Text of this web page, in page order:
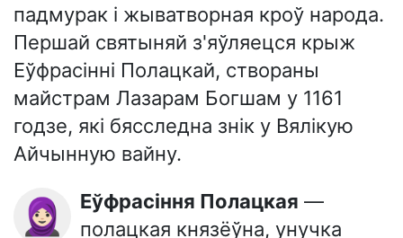
падмурак і жыватворная кроў народа.
Першай святыняй з'яўляецся крыж
Еўфрасінні Полацкай, створаны
майстрам Лазарам Богшам у 1161
годзе, які бясследна знік у Вялікую
Айчынную вайну.
🧕🏻 Еўфрасіння Полацкая —
полацкая князёўна, унучка